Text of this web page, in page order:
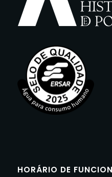
HORÁRIO DE